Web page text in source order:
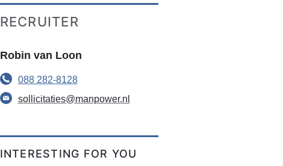
RECRUITER
Robin van Loon
088 282-8128
sollicitaties@manpower.nl
INTERESTING FOR YOU